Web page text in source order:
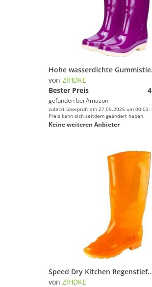
Hohe
von ZIHDKE
Bester Preis
gefunden bei Amazon
zuletzt überprüft am 27.09.2025 um 00:03;
Preis kann sich seitdem geändert haben.
Keine weiteren Anbieter
Speed ​​Dry Kitchen Regenstiefel Regenschuhe ohne Futter Herren
von ZIHDKE